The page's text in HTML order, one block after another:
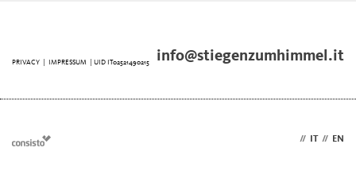
info@stiegenzumhimmel.it
PRIVACY IMPRESSUM | UID IT02521490215
// // EN